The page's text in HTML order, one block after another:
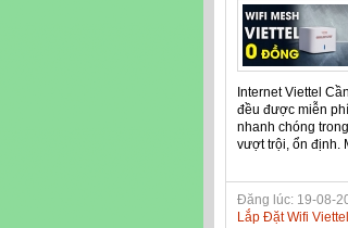
Internet Viettel
đều được miễn
nhanh chóng
vượt trội, ổn định.
Đăng lúc: 19-08-
Lắp Đặt Wifi